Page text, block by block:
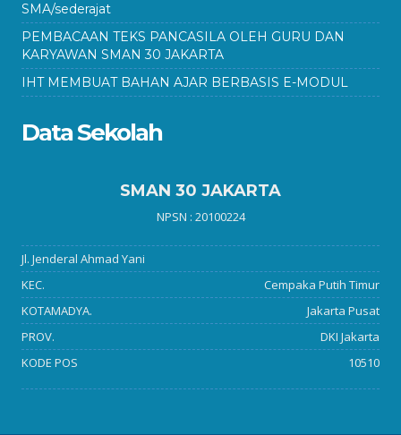
SMA/sederajat
PEMBACAAN TEKS PANCASILA OLEH GURU DAN
KARYAWAN SMAN 30 JAKARTA
IHT MEMBUAT BAHAN AJAR BERBASIS E-MODUL
Data Sekolah
SMAN 30 JAKARTA
NPSN : 20100224
Jl. Jenderal Ahmad Yani
KEC.
Cempaka Putih Timur
KOTAMADYA.
Jakarta Pusat
PROV.
DKI Jakarta
KODE POS
10510